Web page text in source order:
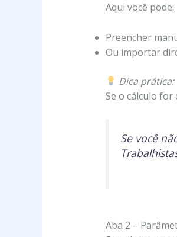
Aqui você pode:
Preencher
Ou importar
Dica prática:
Se o cálculo for
Se você
Aba 2 –